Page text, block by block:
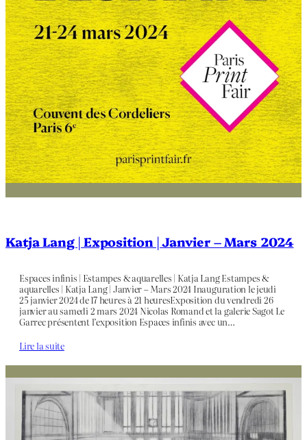
Katja Lang | Exposition | Janvier – Mars 2024
Espaces infinis | Estampes & aquarelles | Katja Lang Estampes &
aquarelles | Katja Lang | Janvier – Mars 2024 Inauguration le jeudi
25 janvier 2024 de 17 heures à 21 heuresExposition du vendredi 26
janvier au samedi 2 mars 2024 Nicolas Romand et la galerie Sagot Le
Garrec présentent l’exposition Espaces infinis avec un…
Lire la suite